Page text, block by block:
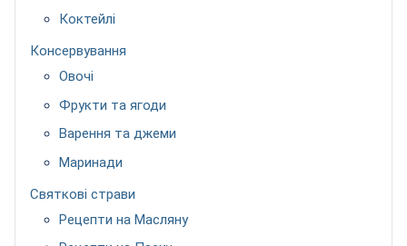
Коктейлі
Консервування
Овочі
Фрукти та ягоди
Варення та джеми
Маринади
Святкові страви
Рецепти на Масляну